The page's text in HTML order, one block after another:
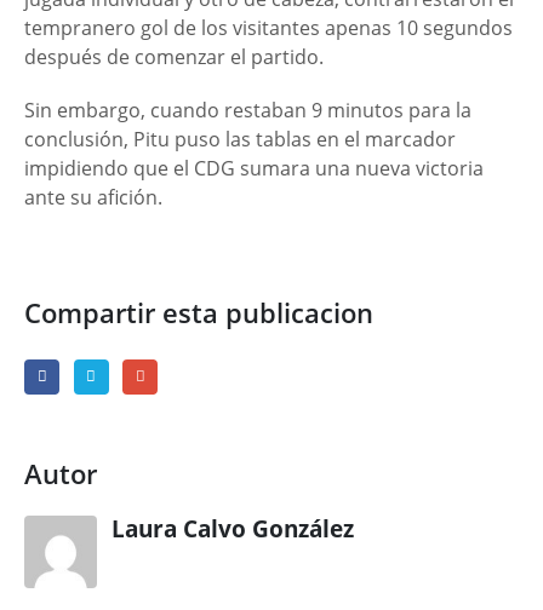
tempranero gol de los visitantes apenas 10 segundos
después de comenzar el partido.
Sin embargo, cuando restaban 9 minutos para la
conclusión, Pitu puso las tablas en el marcador
impidiendo que el CDG sumara una nueva victoria
ante su afición.
Compartir esta publicacion
Autor
Laura Calvo González